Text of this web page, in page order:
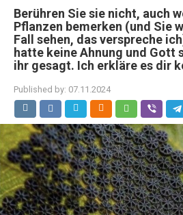
Berühren Sie sie nicht, auch
Pflanzen bemerken (und Sie
Fall sehen, das verspreche
hatte keine Ahnung und Gott
ihr gesagt. Ich erkläre es dir
Published by: 07.11.2024